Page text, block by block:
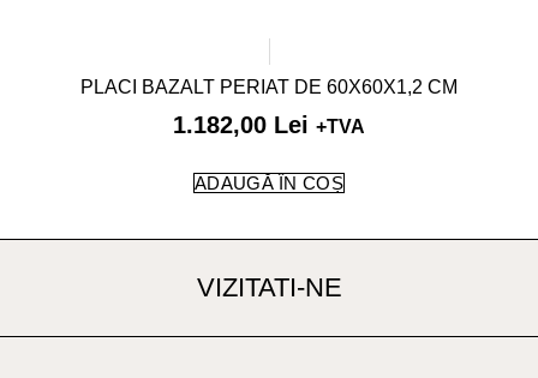
PLACI BAZALT PERIAT DE 60X60X1,2 CM
1.182,00 Lei +TVA
ADAUGĂ ÎN COȘ
VIZITATI-NE